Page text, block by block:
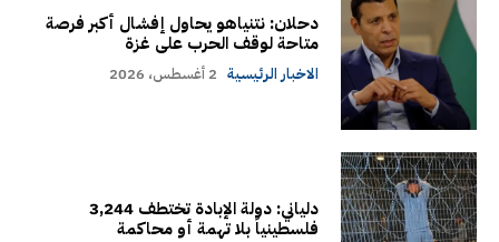
دحلان: نتنياهو يحاول إفشال أكبر فرصة
متاحة لوقف الحرب على غزة
الاخبار الرئيسية 2 أغسطس، 2026
دلياني: دولة الإبادة تختطف 3,244
فلسطينياً بلا تهمة أو محاكمة